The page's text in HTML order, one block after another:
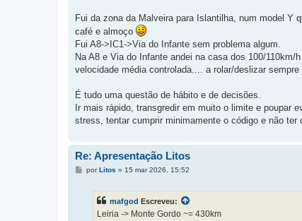
Fui da zona da Malveira para Islantilha, num model Y
café e almoço
Fui A8->IC1->Via do Infante sem problema algum.
Na A8 e Via do Infante andei na casa dos 100/
velocidade média controlada.... a rolar/deslizar
É tudo uma questão de hábito e de decisões.
Ir mais rápido, transgredir em muito o limite e poupar
stress, tentar cumprir minimamente o código e não
Re: Apresentação Litos
MporLitos » 15 mar 2026, 15:52
mafgod Escreveu:
Leiria -> Monte Gordo ~= 430km